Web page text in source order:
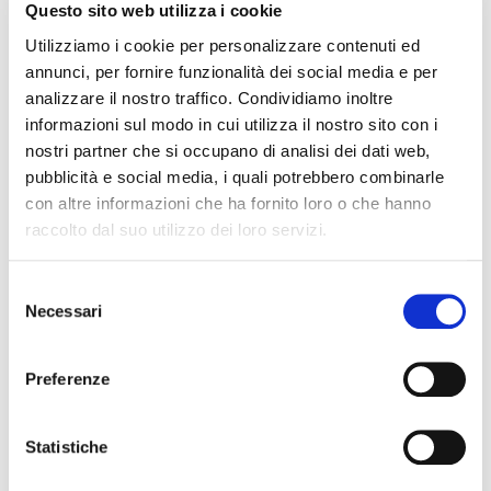
Questo sito web utilizza i cookie
Utilizziamo i cookie per personalizzare contenuti ed
annunci, per fornire funzionalità dei social media e per
analizzare il nostro traffico. Condividiamo inoltre
informazioni sul modo in cui utilizza il nostro sito con i
nostri partner che si occupano di analisi dei dati web,
pubblicità e social media, i quali potrebbero combinarle
con altre informazioni che ha fornito loro o che hanno
raccolto dal suo utilizzo dei loro servizi.
delNecessari
Preferenze
Statistiche
cultura, dello sviluppo dell’ecosistema della nostra
laguna. Una visione completa che, partendo dalla
passione per il mare e per la navigazione, proietta la
nostra città verso lo sviluppo innovativo di una filiera che
offre possibilità economiche di sicuro interesse, ma
anche capacità professionali d’eccellenza”.
In rappresentanza del Gruppo AVM/Actv s
Mobilità Lagunare
Gianluca Cuzzolin
un’occasione indispensabile, partendo dal fatto che nel
operano sui mezzi di navigazione. Il Gruppo AVM da